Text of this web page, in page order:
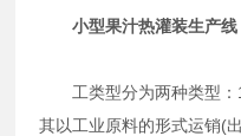
小型果汁热灌装生产线
工类型分为两种类型：1
其以工业原料的形式运销(